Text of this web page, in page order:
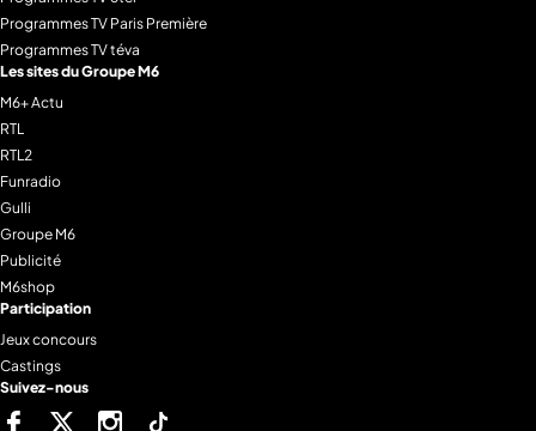
Programmes TV Paris Première
Programmes TV téva
Les sites du Groupe M6
M6+ Actu
RTL
RTL2
Funradio
Gulli
Groupe M6
Publicité
M6shop
Participation
Jeux concours
Castings
Suivez-nous
FacebookTwitter Instagram